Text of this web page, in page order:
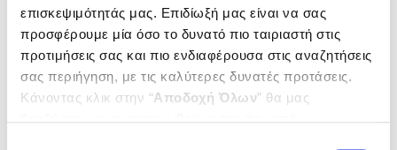
επισκεψιμότητάς μας. Επιδίωξή μας είναι να σας
προσφέρουμε μία όσο το δυνατό πιο ταιριαστή στις
προτιμήσεις σας και πιο ενδιαφέρουσα στις αναζητήσεις
σας περιήγηση, με τις καλύτερες δυνατές προτάσεις.
Κάνοντας κλικ στην “Αποδοχή Όλων” θα μας
ΑΤΟΜΙΚΟΣ ΛΟΓΑΡΙΑΣΜΟΣ ΑΣΦΑΛΙΣΗΣ, μπορείτε να
απευθύνεστε στα τηλέφωνα:
210 7264368, 210 7264396.
ΓΙΑ ΤΟ Δ.Σ. ΤΟΥ ΕΔΟΕΑΠ